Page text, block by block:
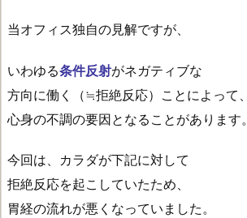
当オフィス独自の見解ですが、
いわゆる条件反射がネガティブな
方向に働く（≒拒絶反応）ことによって、
心身の不調の要因となることがあります。
今回は、カラダが下記に対して
拒絶反応を起こしていたため、
胃経の流れが悪くなっていました。